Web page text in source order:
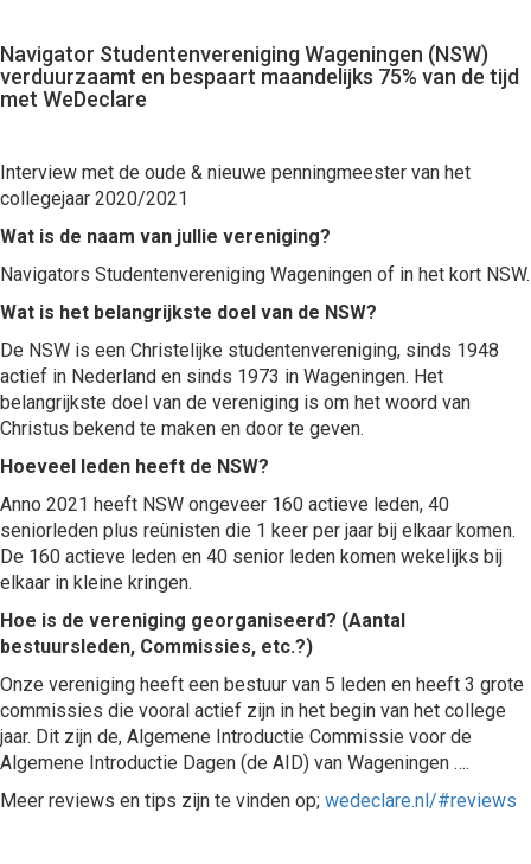
Navigator Studentenvereniging Wageningen (NSW)
verduurzaamt en bespaart maandelijks 75% van de tijd
met WeDeclare
Interview met de oude & nieuwe penningmeester van het
collegejaar 2020/2021
Wat is de naam van jullie vereniging?
Navigators Studentenvereniging Wageningen of in het kort NSW.
Wat is het belangrijkste doel van de NSW?
De NSW is een Christelijke studentenvereniging, sinds 1948
actief in Nederland en sinds 1973 in Wageningen. Het
belangrijkste doel van de vereniging is om het woord van
Christus bekend te maken en door te geven.
Hoeveel leden heeft de NSW?
Anno 2021 heeft NSW ongeveer 160 actieve leden, 40
seniorleden plus reünisten die 1 keer per jaar bij elkaar komen.
De 160 actieve leden en 40 senior leden komen wekelijks bij
elkaar in kleine kringen.
Hoe is de vereniging georganiseerd? (Aantal
bestuursleden, Commissies, etc.?)
Onze vereniging heeft een bestuur van 5 leden en heeft 3 grote
commissies die vooral actief zijn in het begin van het college
jaar. Dit zijn de, Algemene Introductie Commissie voor de
Algemene Introductie Dagen (de AID) van Wageningen ….
Meer reviews en tips zijn te vinden op; wedeclare.nl/#reviews